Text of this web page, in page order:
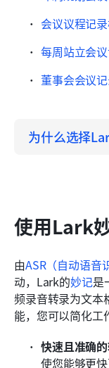
会议议程记
每周站立会
董事会会议
为什么选择
使用Lark
由ASR（自动语音
动，Lark的妙记是
频录音转录为文本
能，您可以简化工
快速且准确的
使您能够更